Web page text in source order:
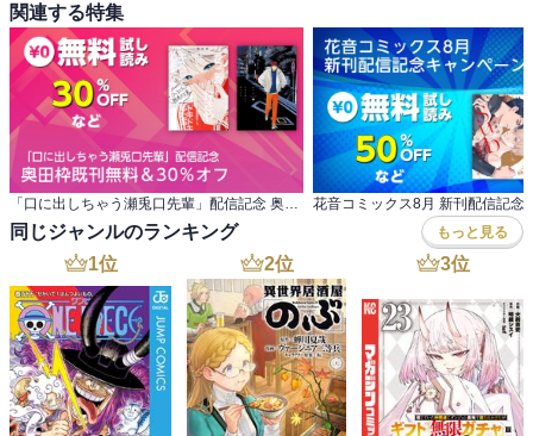
関連する特集
同じジャンルのランキング もっと見る
1位 2位 3位